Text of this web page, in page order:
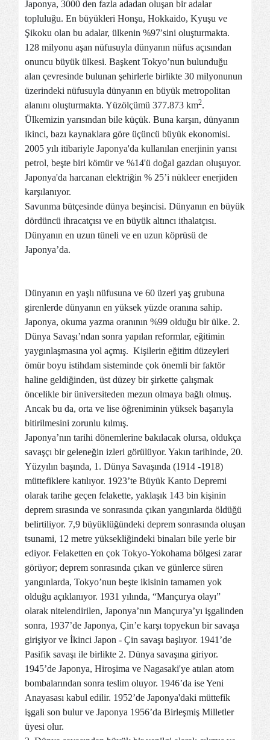
Japonya, 3000 den fazla adadan oluşan bir adalar
topluluğu. En büyükleri Honşu, Hokkaido, Kyuşu ve
Şikoku olan bu adalar, ülkenin %97′sini oluşturmakta.
128 milyonu aşan nüfusuyla dünyanın nüfus açısından
onuncu büyük ülkesi. Başkent Tokyo’nun bulunduğu
alan çevresinde bulunan şehirlerle birlikte 30 milyonunun
üzerindeki nüfusuyla dünyanın en büyük metropolitan
alanını oluşturmakta. Yüzölçümü 377.873 km2.
Ülkemizin yarısından bile küçük. Buna karşın, dünyanın
ikinci, bazı kaynaklara göre üçüncü büyük ekonomisi.
2005 yılı itibariyle Japonya'da kullanılan enerjinin yarısı
petrol, beşte biri kömürve %14'ü doğal gazdan oluşuyor.
Japonya'da harcanan elektriğin % 25’i nükleer enerjiden
karşılanıyor.
Savunma bütçesinde dünya beşincisi. Dünyanın en büyük
dördüncü ihracatçısı ve en büyük altıncı ithalatçısı.
Dünyanın en uzun tüneli ve en uzun köprüsü de
Japonya’da.
Dünyanın en yaşlı nüfusuna ve 60 üzeri yaş grubuna
girenlerde dünyanın en yüksek yüzde oranına sahip.
Japonya, okuma yazma oranının %99 olduğu bir ülke. 2.
Dünya Savaşı’ndan sonra yapılan reformlar, eğitimin
yaygınlaşmasına yol açmış. Kişilerin eğitim düzeyleri
ömür boyu istihdam sisteminde çok önemli bir faktör
haline geldiğinden, üst düzey bir şirkette çalışmak
öncelikle bir üniversiteden mezun olmaya bağlı olmuş.
Ancak bu da, orta ve lise öğreniminin yüksek başarıyla
bitirilmesini zorunlu kılmış.
Japonya’nın tarihi dönemlerine bakılacak olursa, oldukça
savaşçı bir geleneğin izleri görülüyor. Yakın tarihinde, 20.
Yüzyılın başında, 1. Dünya Savaşında (1914 -1918)
müttefiklere katılıyor. 1923’te Büyük Kanto Depremi
olarak tarihe geçen felakette, yaklaşık 143 bin kişinin
deprem sırasında ve sonrasında çıkan yangınlarda öldüğü
belirtiliyor. 7,9 büyüklüğündeki deprem sonrasında oluşan
tsunami, 12 metre yüksekliğindeki binaları bile yerle bir
ediyor. Felaketten en çok Tokyo-Yokohama bölgesi zarar
görüyor; deprem sonrasında çıkan ve günlerce süren
yangınlarda, Tokyo’nun beşte ikisinin tamamen yok
olduğu açıklanıyor. 1931 yılında, “Mançurya olayı”
olarak nitelendirilen, Japonya’nın Mançurya’yı işgalinden
sonra, 1937’de Japonya, Çin’e karşı topyekun bir savaşa
girişiyor ve İkinci Japon - Çin savaşı başlıyor. 1941’de
Pasifik savaşı ile birlikte 2. Dünya savaşına giriyor.
1945’de Japonya, Hiroşima ve Nagasaki'ye atılan atom
bombalarından sonra teslim oluyor. 1946’da ise Yeni
Anayasası kabul edilir. 1952’de Japonya'daki müttefik
işgali son bulur ve Japonya 1956’da Birleşmiş Milletler
üyesi olur.